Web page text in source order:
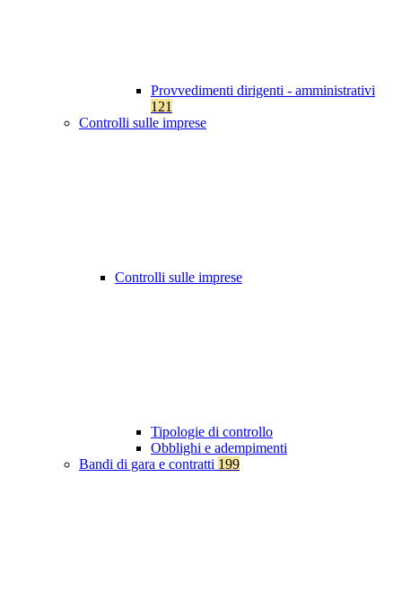
Provvedimenti dirigenti - amministrativi
121
Controlli sulle imprese
Controlli sulle imprese
Tipologie di controllo
Obblighi e adempimenti
Bandi di gara e contratti 199